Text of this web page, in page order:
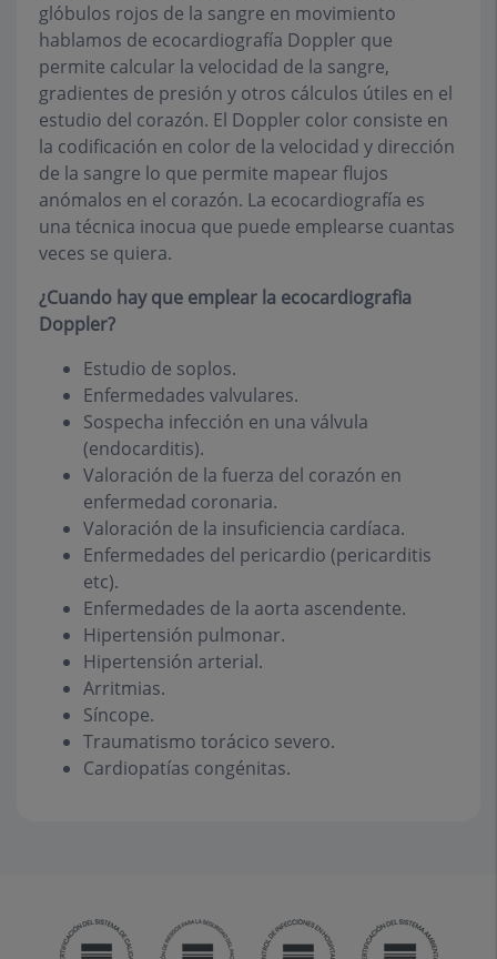
glóbulos rojos de la sangre en movimiento
hablamos de ecocardiografía Doppler que
permite calcular la velocidad de la sangre,
gradientes de presión y otros cálculos útiles en el
estudio del corazón. El Doppler color consiste en
la codificación en color de la velocidad y dirección
de la sangre lo que permite mapear flujos
anómalos en el corazón. La ecocardiografía es
una técnica inocua que puede emplearse cuantas
veces se quiera.
¿Cuando hay que emplear la ecocardiografia
Doppler?
Estudio de soplos.
Enfermedades valvulares.
Sospecha infección en una válvula
(endocarditis).
Valoración de la fuerza del corazón en
enfermedad coronaria.
Valoración de la insuficiencia cardíaca.
Enfermedades del pericardio (pericarditis
etc).
Enfermedades de la aorta ascendente.
Hipertensión pulmonar.
Hipertensión arterial.
Arritmias.
Síncope.
Traumatismo torácico severo.
Cardiopatías congénitas.